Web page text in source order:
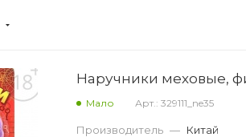
Наручники меховые,
Мало Арт.: 329111_ne35
Производитель — Китай